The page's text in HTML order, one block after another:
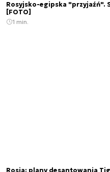
Rosyjsko-egipska "przyjaźń".
[FOTO]
1 min.
Rosja: plany desantowania